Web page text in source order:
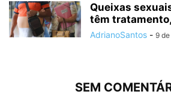
Queixas
têm
AdrianoSantos - 9
SEM